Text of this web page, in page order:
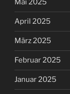
Mai 2025
April 2025
März 2025
Februar 2025
Januar 2025